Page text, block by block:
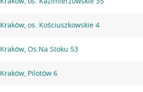
Kraków, os. Kościuszkowskie 4
Kraków, Os.Na Stoku 53
Kraków, Pilotów 6